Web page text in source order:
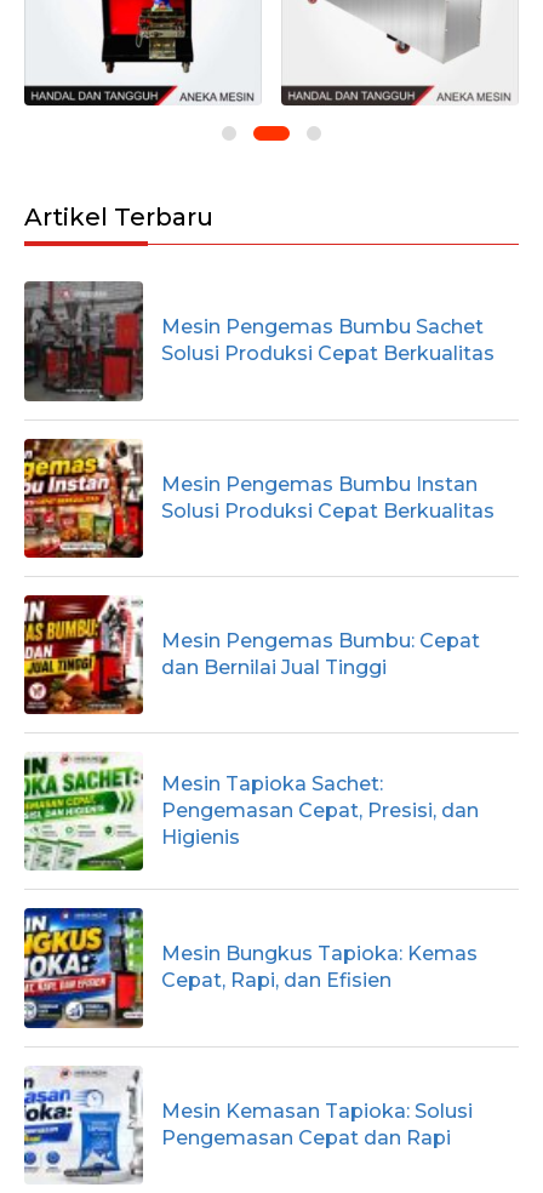
Artikel Terbaru
Mesin Pengemas Bumbu Sachet
Solusi Produksi Cepat Berkualitas
Mesin Pengemas Bumbu Instan
Solusi Produksi Cepat Berkualitas
Mesin Pengemas Bumbu: Cepat
dan Bernilai Jual Tinggi
Mesin Tapioka Sachet:
Pengemasan Cepat, Presisi, dan
Higienis
Mesin Bungkus Tapioka: Kemas
Cepat, Rapi, dan Efisien
Mesin Kemasan Tapioka: Solusi
Pengemasan Cepat dan Rapi